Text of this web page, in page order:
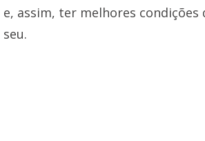
e, assim, ter melhores condições
seu.